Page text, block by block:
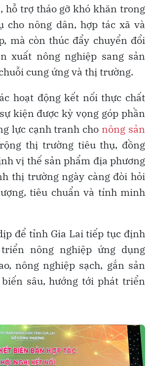
hỗ trợ tháo gỡ khó khăn trong
cho nông dân, hợp tác xã và
mà còn thúc đẩy chuyển đổi
xuất nông nghiệp sang sản
cung ứng và thị trường.
hoạt động kết nối thực chất
kiện được kỳ vọng góp phần
lực cạnh tranh cho nông sản
thị trường tiêu thụ, đồng
vị thế sản phẩm địa phương
thị trường ngày càng đòi hỏi
tiêu chuẩn và tính minh
để tỉnh Gia Lai tiếp tục định
nông nghiệp ứng dụng
nông nghiệp sạch, gắn sản
sâu, hướng tới phát triển